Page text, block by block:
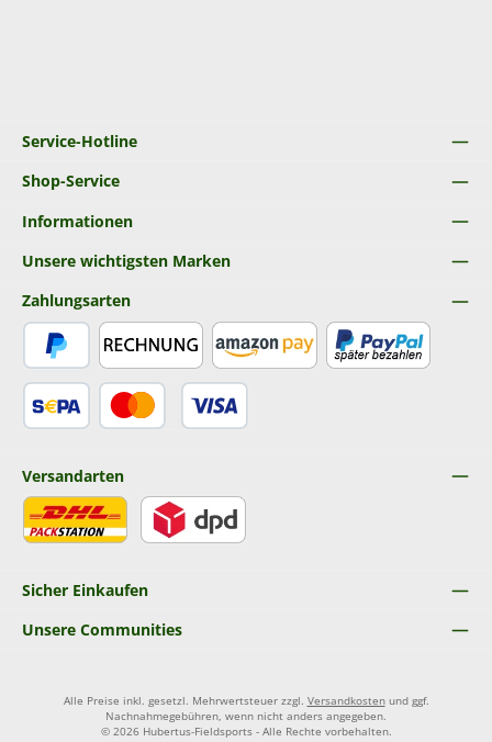
Service-Hotline
Shop-Service
Informationen
Unsere wichtigsten Marken
Sicher Einkaufen
Unsere Communities
Zahlungsarten
Versandarten
Alle Preise inkl. gesetzl. Mehrwertsteuer zzgl. Versandkostenund ggf.
Nachnahmegebühren, wenn nicht anders angegeben.
© 2026 Hubertus-Fieldsports - Alle Rechte vorbehalten.